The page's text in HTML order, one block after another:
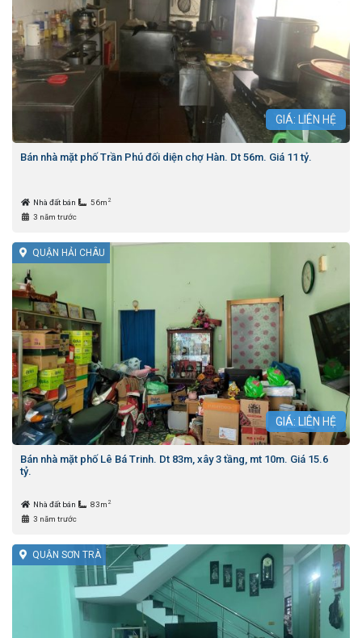
GIÁ: LIÊN HỆ
Bán nhà mặt phố Trần Phú đối diện chợ Hàn. Dt 56m. Giá 11 tỷ.
Nhà đất bán 56m 2
3 năm trước
QUẬN HẢI CHÂU
GIÁ: LIÊN HỆ
Bán nhà mặt phố Lê Bá Trinh. Dt 83m, xây 3 tầng, mt 10m. Giá 15.6
tỷ.
Nhà đất bán 83m 2
3 năm trước
QUẬN SƠN TRÀ